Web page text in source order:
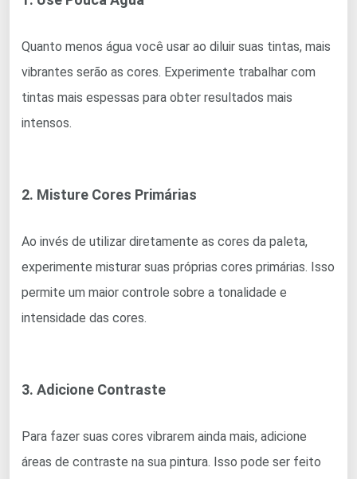
Quanto menos água você usar ao diluir suas tintas, mais
vibrantes serão as cores. Experimente trabalhar com
tintas mais espessas para obter resultados mais
intensos.
2. Misture Cores Primárias
Ao invés de utilizar diretamente as cores da paleta,
experimente misturar suas próprias cores primárias. Isso
permite um maior controle sobre a tonalidade e
intensidade das cores.
3. Adicione Contraste
Para fazer suas cores vibrarem ainda mais, adicione
áreas de contraste na sua pintura. Isso pode ser feito